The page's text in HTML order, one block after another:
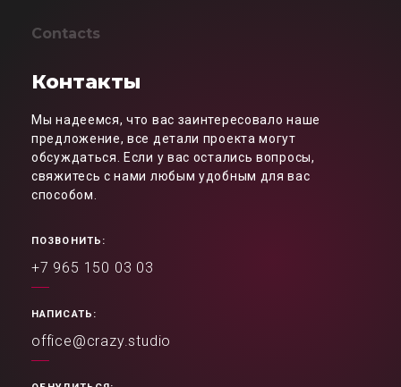
Contacts
Контакты
Мы надеемся, что вас заинтересовало наше
предложение, все детали проекта могут
обсуждаться. Если у вас остались вопросы,
свяжитесь с нами любым удобным для вас
способом.
ПОЗВОНИТЬ:
+7 965 150 03 03
НАПИСАТЬ:
office@crazy.studio